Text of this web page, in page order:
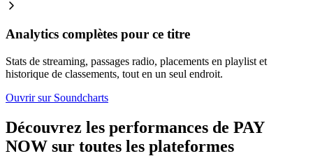
Analytics complètes pour ce titre
Stats de streaming, passages radio, placements en playlist et
historique de classements, tout en un seul endroit.
Ouvrir sur Soundcharts
Découvrez les performances de PAY
NOW sur toutes les plateformes